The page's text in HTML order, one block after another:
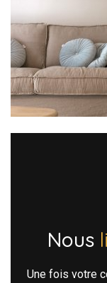
Nous
Une fois votre